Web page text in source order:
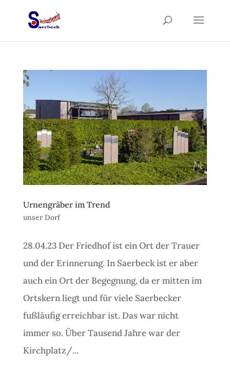
Urnengräber im Trend
unser Dorf
28.04.23 Der Friedhof ist ein Ort der Trauer
und der Erinnerung. In Saerbeck ist er aber
auch ein Ort der Begegnung, da er mitten im
Ortskern liegt und für viele Saerbecker
fußläufig erreichbar ist. Das war nicht
immer so. Über Tausend Jahre war der
Kirchplatz/...